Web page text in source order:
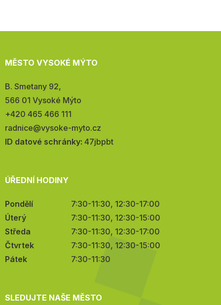
MĚSTO VYSOKÉ MÝTO
Adresa:
B. Smetany 92,
566 01 Vysoké Mýto
Telefon:
+420 465 466 111
E-
mail:
radnice@vysoke-myto.cz
ID datové schránky: 47jbpbt
ÚŘEDNÍ HODINY
Pondělí
7:30-11:30, 12:30-17:00
Úterý
7:30-11:30, 12:30-15:00
Středa
7:30-11:30, 12:30-17:00
Čtvrtek
7:30-11:30, 12:30-15:00
Pátek
7:30-11:30
SLEDUJTE NAŠE MĚSTO